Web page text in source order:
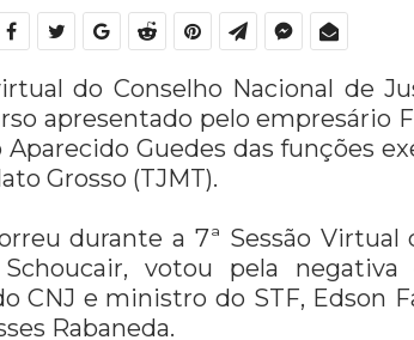
do Conselho Nacional de
apresentado pelo empresário
Guedes das funções
Grosso (TJMT).
durante a 7ª Sessão
votou pela
CNJ e ministro do STF, Edson
Rabaneda.